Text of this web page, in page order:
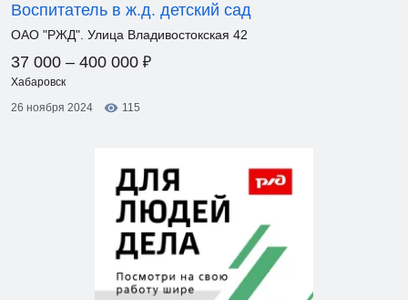
Воспитатель в ж.д. детский сад
ОАО "РЖД". Улица Владивостокская 42
37 000 – 400 000 ₽
Хабаровск
26 ноября 2024
115